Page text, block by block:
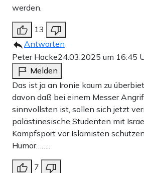
werden.
13
Antworten
Peter Hacke24.03.2025 um 16:45
Melden
Das ist ja an Ironie kaum zu
davon daß bei einem Messer
sinnvollsten ist, sollen sich jetzt
palästinesische Studenten mit
Kampfsport vor Islamisten
Humor……..
7